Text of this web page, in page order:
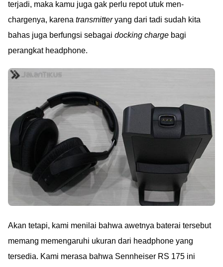
terjadi, maka kamu juga gak perlu repot utuk men-
chargenya, karena transmitteryang dari tadi sudah kita
bahas juga berfungsi sebagai docking charge bagi
perangkat headphone.
Akan tetapi, kami menilai bahwa awetnya baterai tersebut
memang memengaruhi ukuran dari headphone yang
tersedia. Kami merasa bahwa Sennheiser RS 175 ini